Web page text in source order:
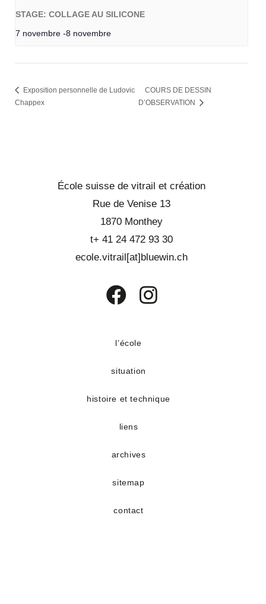
STAGE: COLLAGE AU SILICONE
7 novembre -8 novembre
Exposition personnelle de Ludovic
Chappex
COURS DE DESSIN
D’OBSERVATION
École suisse de vitrail et création
Rue de Venise 13
1870 Monthey
t+ 41 24 472 93 30
ecole.vitrail[at]bluewin.ch
un
onglet
l’école
situation
histoire et technique
liens
archives
sitemap
contact